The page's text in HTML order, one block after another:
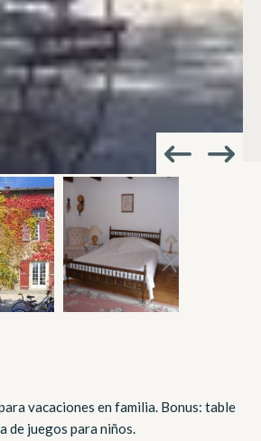
vacaciones en familia. Bonus: table
de juegos para niños.